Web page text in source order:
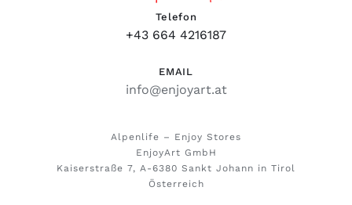
Telefon
+43 664 4216187
EMAIL
info@enjoyart.at
Alpenlife – Enjoy Stores
EnjoyArt GmbH
Kaiserstraße 7, A-6380 Sankt Johann in Tirol
Österreich